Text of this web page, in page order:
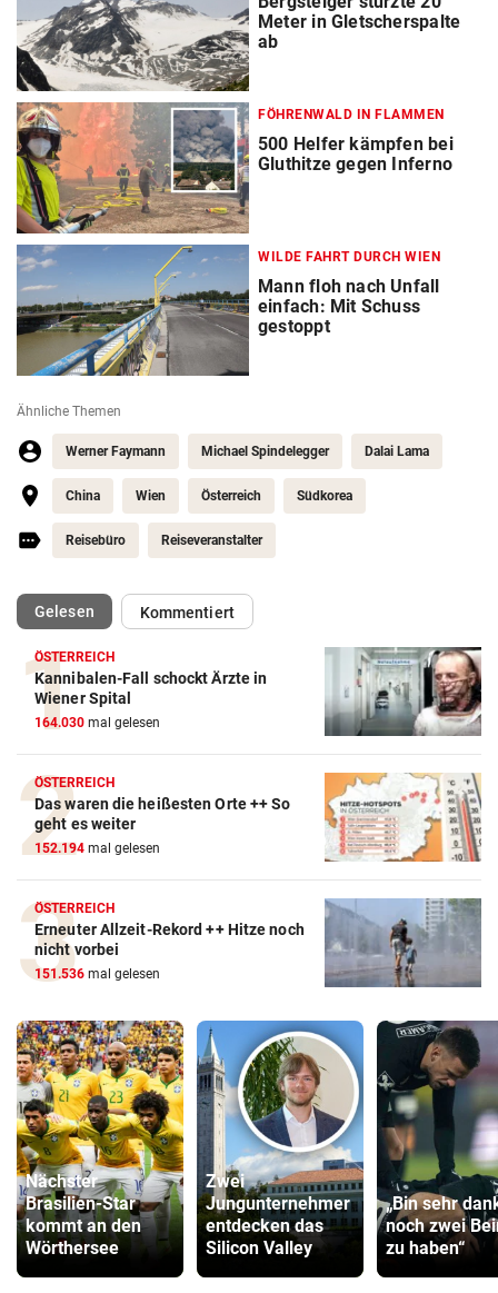
Meter in Gletscherspalte
ab
FÖHRENWALD IN FLAMMEN
500 Helfer kämpfen bei
Gluthitze gegen Inferno
WILDE FAHRT DURCH WIEN
Mann floh nach Unfall
einfach: Mit Schuss
gestoppt
Ähnliche Themen
Werner Faymann Michael Spindelegger Dalai Lama
China Wien Österreich Südkorea
Reisebüro Reiseveranstalter
Gelesen(ausgewählt)Kommentiert
ÖSTERREICH
Kannibalen-Fall schockt Ärzte in
Wiener Spital
164.030 mal gelesen
ÖSTERREICH
Das waren die heißesten Orte ++ So
geht es weiter
152.194 mal gelesen
ÖSTERREICH
Erneuter Allzeit-Rekord ++ Hitze noch
nicht vorbei
151.536 mal gelesen
Nächster
Brasilien-Star
kommt an den
Wörthersee
Zwei
Jungunternehmer
entdecken das
Silicon Valley
„Bin sehr
noch zwei
zu haben“